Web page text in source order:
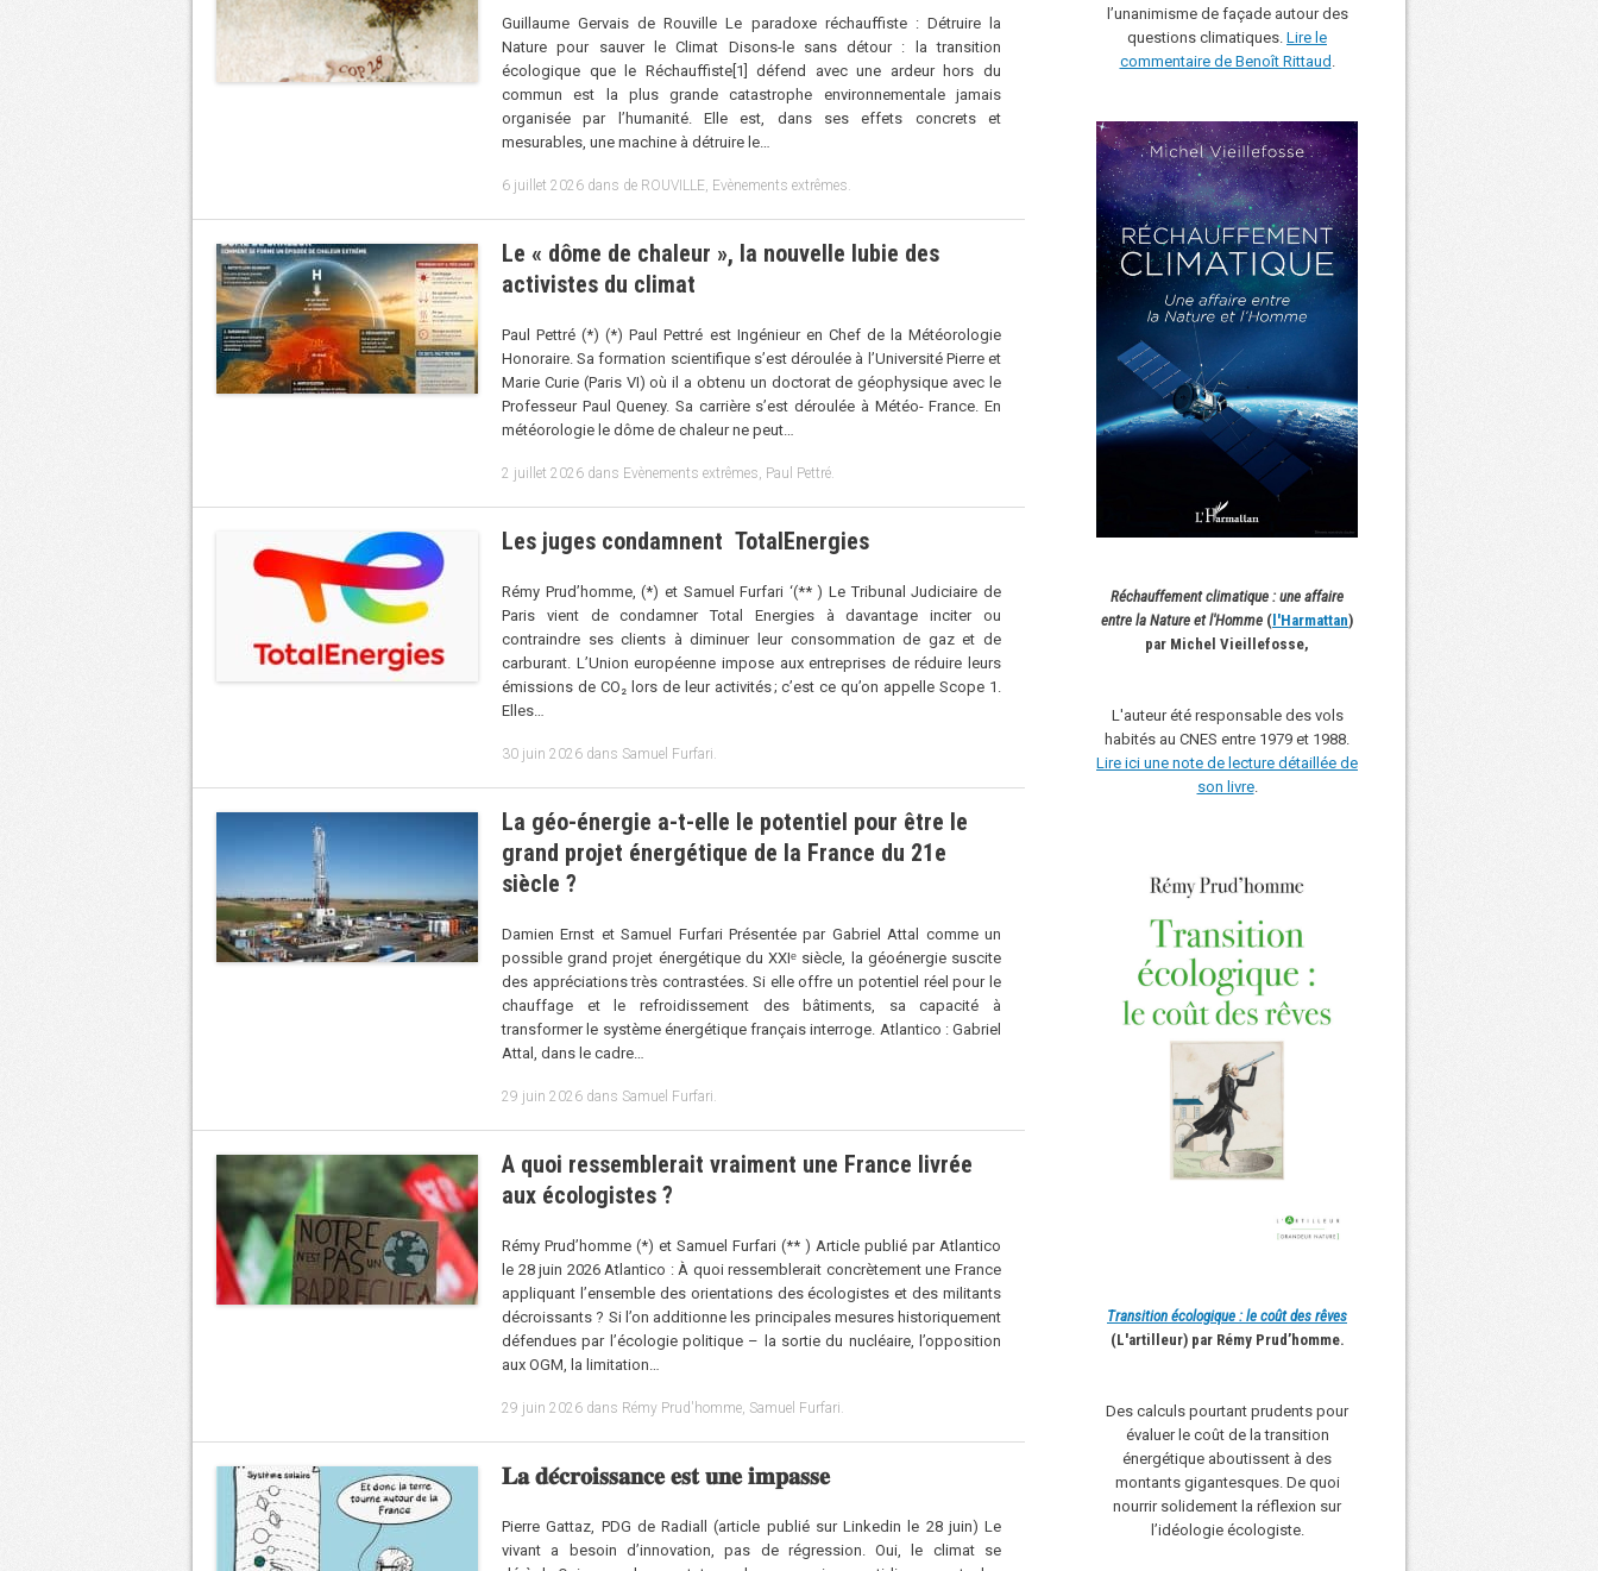
Guillaume Gervais de Rouville Le paradoxe réchauffiste : Détruire la
Nature pour sauver le Climat Disons-le sans détour : la transition
écologique que le Réchauffiste[1] défend avec une ardeur hors du
commun est la plus grande catastrophe environnementale jamais
organisée par l’humanité. Elle est, dans ses effets concrets et
mesurables, une machine à détruire le…
6 juillet 2026 dans de ROUVILLE, Evènements extrêmes.
Le « dôme de chaleur », la nouvelle lubie des
activistes du climat
Paul Pettré (*) (*) Paul Pettré est Ingénieur en Chef de la Météorologie
Honoraire. Sa formation scientifique s’est déroulée à l’Université Pierre et
Marie Curie (Paris VI) où il a obtenu un doctorat de géophysique avec le
Professeur Paul Queney. Sa carrière s’est déroulée à Météo- France. En
météorologie le dôme de chaleur ne peut…
2 juillet 2026 dans Evènements extrêmes, Paul Pettré.
Les juges condamnent TotalEnergies
Rémy Prud’homme, (*) et Samuel Furfari ‘(** ) Le Tribunal Judiciaire de
Paris vient de condamner Total Energies à davantage inciter ou
contraindre ses clients à diminuer leur consommation de gaz et de
carburant. L’Union européenne impose aux entreprises de réduire leurs
émissions de CO₂ lors de leur activités ; c’est ce qu’on appelle Scope 1.
Elles…
30 juin 2026 dans Samuel Furfari.
La géo-énergie a-t-elle le potentiel pour être le
grand projet énergétique de la France du 21e
siècle ?
Damien Ernst et Samuel Furfari Présentée par Gabriel Attal comme un
possible grand projet énergétique du XXIᵉ siècle, la géoénergie suscite
des appréciations très contrastées. Si elle offre un potentiel réel pour le
chauffage et le refroidissement des bâtiments, sa capacité à
transformer le système énergétique français interroge. Atlantico : Gabriel
Attal, dans le cadre…
29 juin 2026 dans Samuel Furfari.
A quoi ressemblerait vraiment une France livrée
aux écologistes ?
Rémy Prud’homme (*) et Samuel Furfari (** ) Article publié par Atlantico
le 28 juin 2026 Atlantico : À quoi ressemblerait concrètement une France
appliquant l’ensemble des orientations des écologistes et des militants
décroissants ? Si l’on additionne les principales mesures historiquement
défendues par l’écologie politique – la sortie du nucléaire, l’opposition
aux OGM, la limitation…
29 juin 2026 dans Rémy Prud'homme, Samuel Furfari.
𝐋𝐚 𝐝𝐞́𝐜𝐫𝐨𝐢𝐬𝐬𝐚𝐧𝐜𝐞 𝐞𝐬𝐭 𝐮𝐧𝐞 𝐢𝐦𝐩𝐚𝐬𝐬𝐞
Pierre Gattaz, PDG de Radiall (article publié sur Linkedin le 28 juin) Le
vivant a besoin d’innovation, pas de régression. Oui, le climat se
l’unanimisme de façade autour des
questions climatiques. Lire le
commentaire de Benoît Rittaud
Réchauffement climatique : une affaire
entre la Nature et l'Homme (l'Harmattan)
par Michel Vieillefosse,
L'auteur été responsable des vols
habités au CNES entre 1979 et 1988.
Lire ici une note de lecture détaillée de
son livre.
Transition écologique : le coût des rêves
(L'artilleur) par Rémy Prud’homme.
Des calculs pourtant prudents pour
évaluer le coût de la transition
énergétique aboutissent à des
montants gigantesques. De quoi
nourrir solidement la réflexion sur
l’idéologie écologiste.